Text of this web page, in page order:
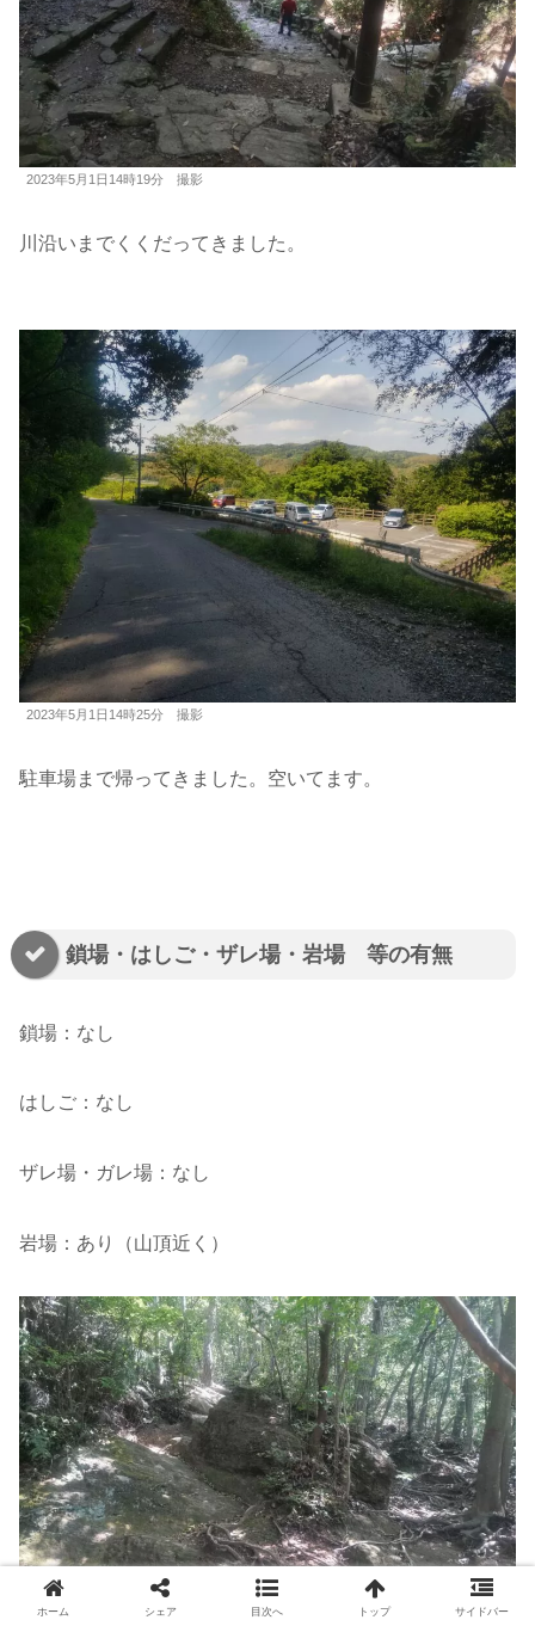
2023年5月1日14時19分 撮影
川沿いまでくくだってきました。
2023年5月1日14時25分 撮影
駐車場まで帰ってきました。空いてます。
鎖場・はしご・ザレ場・岩場 等の有無
鎖場：なし
はしご：なし
ザレ場・ガレ場：なし
岩場：あり（山頂近く）
ホーム シェア 目次へ トップ サイドバー